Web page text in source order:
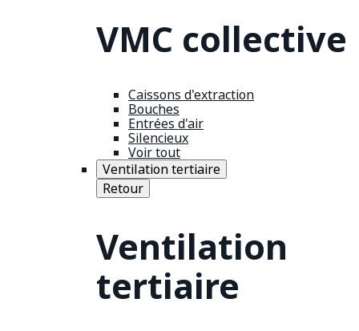
VMC collective
Caissons d'extraction
Bouches
Entrées d'air
Silencieux
Voir tout
Ventilation tertiaire
Retour
Ventilation
tertiaire